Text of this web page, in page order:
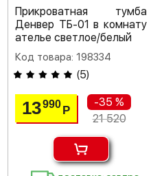
Прикроватная тумба
Денвер ТБ-01 в комнату
ателье светлое/белый
Код товара: 198334
(5)
13990Р
-35 %
21 520